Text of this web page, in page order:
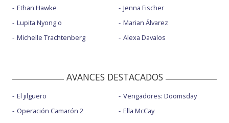
Ethan Hawke
Lupita Nyong'o
Michelle Trachtenberg
Jenna Fischer
Marian Álvarez
Alexa Davalos
AVANCES DESTACADOS
El jilguero
Operación Camarón 2
Vengadores: Doomsday
Ella McCay